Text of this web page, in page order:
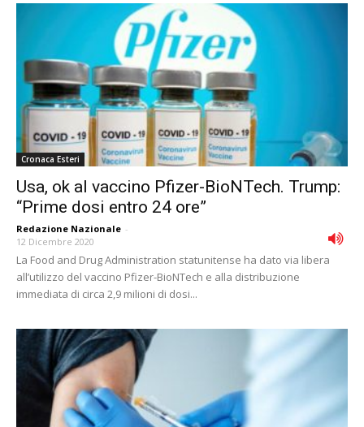
Cronaca Esteri
Usa, ok al vaccino Pfizer-BioNTech. Trump:
“Prime dosi entro 24 ore”
Redazione Nazionale -
12 Dicembre 2020
La Food and Drug Administration statunitense ha dato via libera
all’utilizzo del vaccino Pfizer-BioNTech e alla distribuzione
immediata di circa 2,9 milioni di dosi...